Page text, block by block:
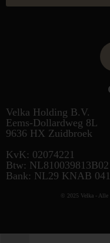
Velka Holding B.V.
Eems-Dollardweg 8L
9636 HX Zuidbroek
KvK: 02074221
Btw: NL810039813B02
Bank: NL29 KNAB
© 2025 Velka - Alle